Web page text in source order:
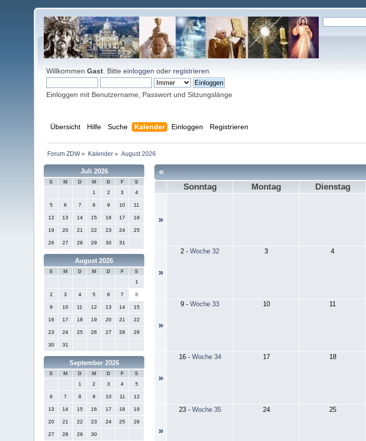
WillkommenGast . Bitteeinloggen oder registrieren
Einloggen mit Benutzername, Passwort und Sitzungslänge
Übersicht Hilfe Suche Kalender Einloggen Registrieren
Forum ZDW» Kalender» August 2026
Juli 2026
S M D M D F
S
1
2 3 4
5 6 7 8 9 10 11
12 13 14 15 16 17 18
19 20 21 22 23 24 25
26 27 28 29 30 31
August 2026
S M D M D F
S
1
2 3 4 5 6 7 8
9 10 11 12 13 14 15
16 17 18 19 20 21 22
23 24 25 26 27 28 29
30 31
September 2026
S M D M D F
S
1
2 3 4 5
6 7 8 9 10 11 12
13 14 15 16 17 18 19
20 21 22 23 24 25 26
27 28 29 30
«
Sonntag Montag Dienstag
»
»
2 -Woche 32 3 4
»
9 -Woche 33 10 11
»
16- Woche 34 17 18
»
23- Woche 35 24 25